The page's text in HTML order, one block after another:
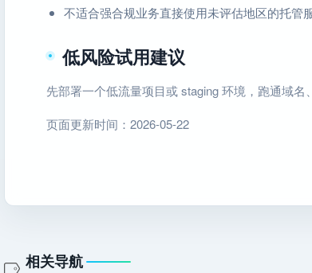
不适合强合规业务直接使用未评估地区的托管
低风险试用建议
先部署一个低流量项目或 staging 环境，跑通域名
页面更新时间：2026-05-22
相关导航